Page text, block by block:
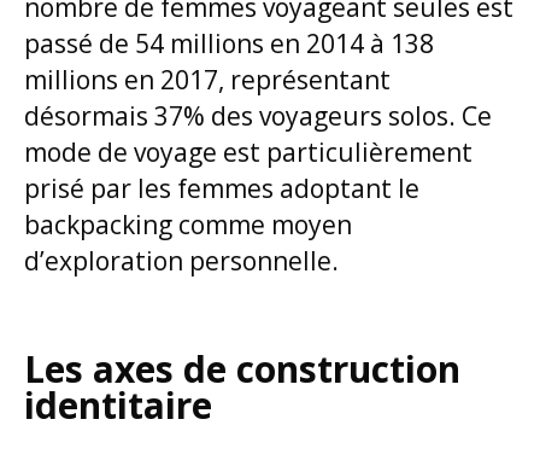
nombre de femmes voyageant seules est
passé de 54 millions en 2014 à 138
millions en 2017, représentant
désormais 37% des voyageurs solos. Ce
mode de voyage est particulièrement
prisé par les femmes adoptant le
backpacking comme moyen
d’exploration personnelle.
Les axes de construction
identitaire